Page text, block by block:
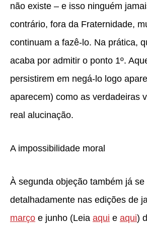
não existe – e isso ninguém
contrário, fora da Fraternidade,
continuam a fazê-lo. Na prática,
acaba por admitir o ponto 1º.
persistirem em negá-lo logo
aparecem) como as verdadeiras
real alucinação.
A impossibilidade moral
À segunda objeção também já se
detalhadamente nas edições de
março e junho (Leia aqui e aqui)